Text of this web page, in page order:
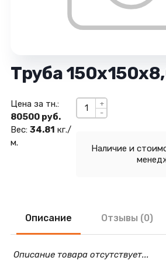
Труба
-
+
Наличие и
Цена за тн.:
80500 руб.
Вес: 34.81 кг./
м.
Описание Отзывы (0)
Описание товара отсутствует...